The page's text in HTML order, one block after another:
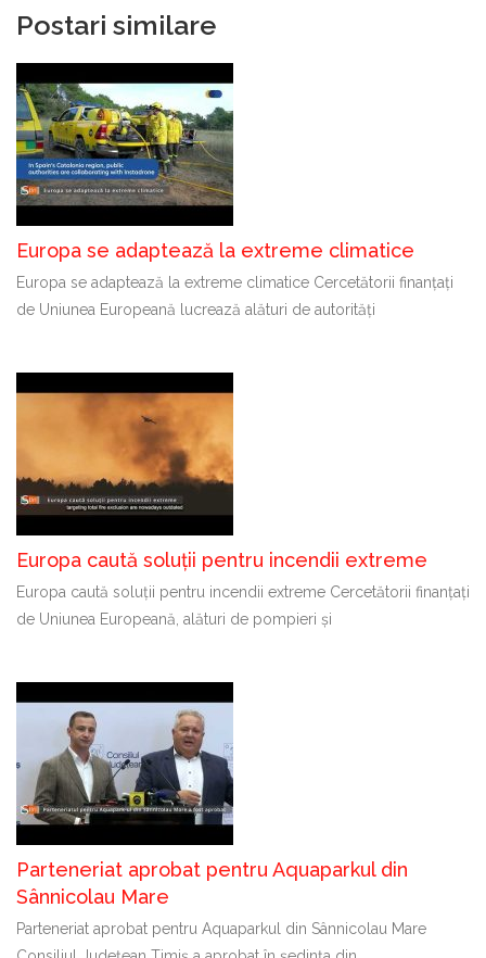
Postari similare
Europa se adaptează la extreme climatice
Europa se adaptează la extreme climatice Cercetătorii finanțați
de Uniunea Europeană lucrează alături de autorități
Europa caută soluții pentru incendii extreme
Europa caută soluții pentru incendii extreme Cercetătorii finanțați
de Uniunea Europeană, alături de pompieri și
Parteneriat aprobat pentru Aquaparkul din
Sânnicolau Mare
Parteneriat aprobat pentru Aquaparkul din Sânnicolau Mare